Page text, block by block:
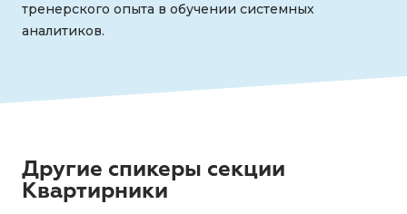
тренерского опыта в обучении системных
аналитиков.
Другие спикеры секции
Квартирники